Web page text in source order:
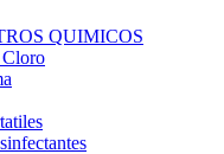
QUIMICOS